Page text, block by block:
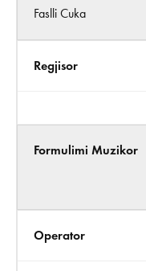
Faslli Cuka
Regjisor
Formulimi Muzikor
Operator